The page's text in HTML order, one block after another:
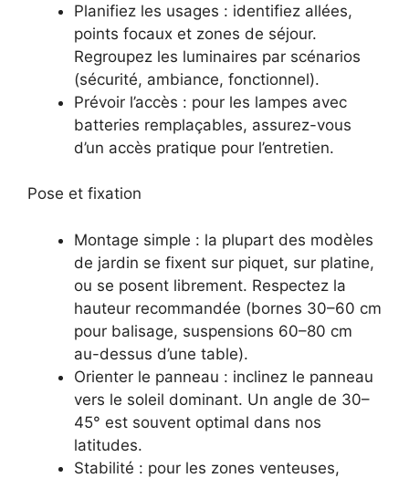
Planifiez les usages : identifiez allées,
points focaux et zones de séjour.
Regroupez les luminaires par scénarios
(sécurité, ambiance, fonctionnel).
Prévoir l’accès : pour les lampes avec
batteries remplaçables, assurez-vous
d’un accès pratique pour l’entretien.
Pose et fixation
Montage simple : la plupart des modèles
de jardin se fixent sur piquet, sur platine,
ou se posent librement. Respectez la
hauteur recommandée (bornes 30–60 cm
pour balisage, suspensions 60–80 cm
au-dessus d’une table).
Orienter le panneau : inclinez le panneau
vers le soleil dominant. Un angle de 30–
45° est souvent optimal dans nos
latitudes.
Stabilité : pour les zones venteuses,